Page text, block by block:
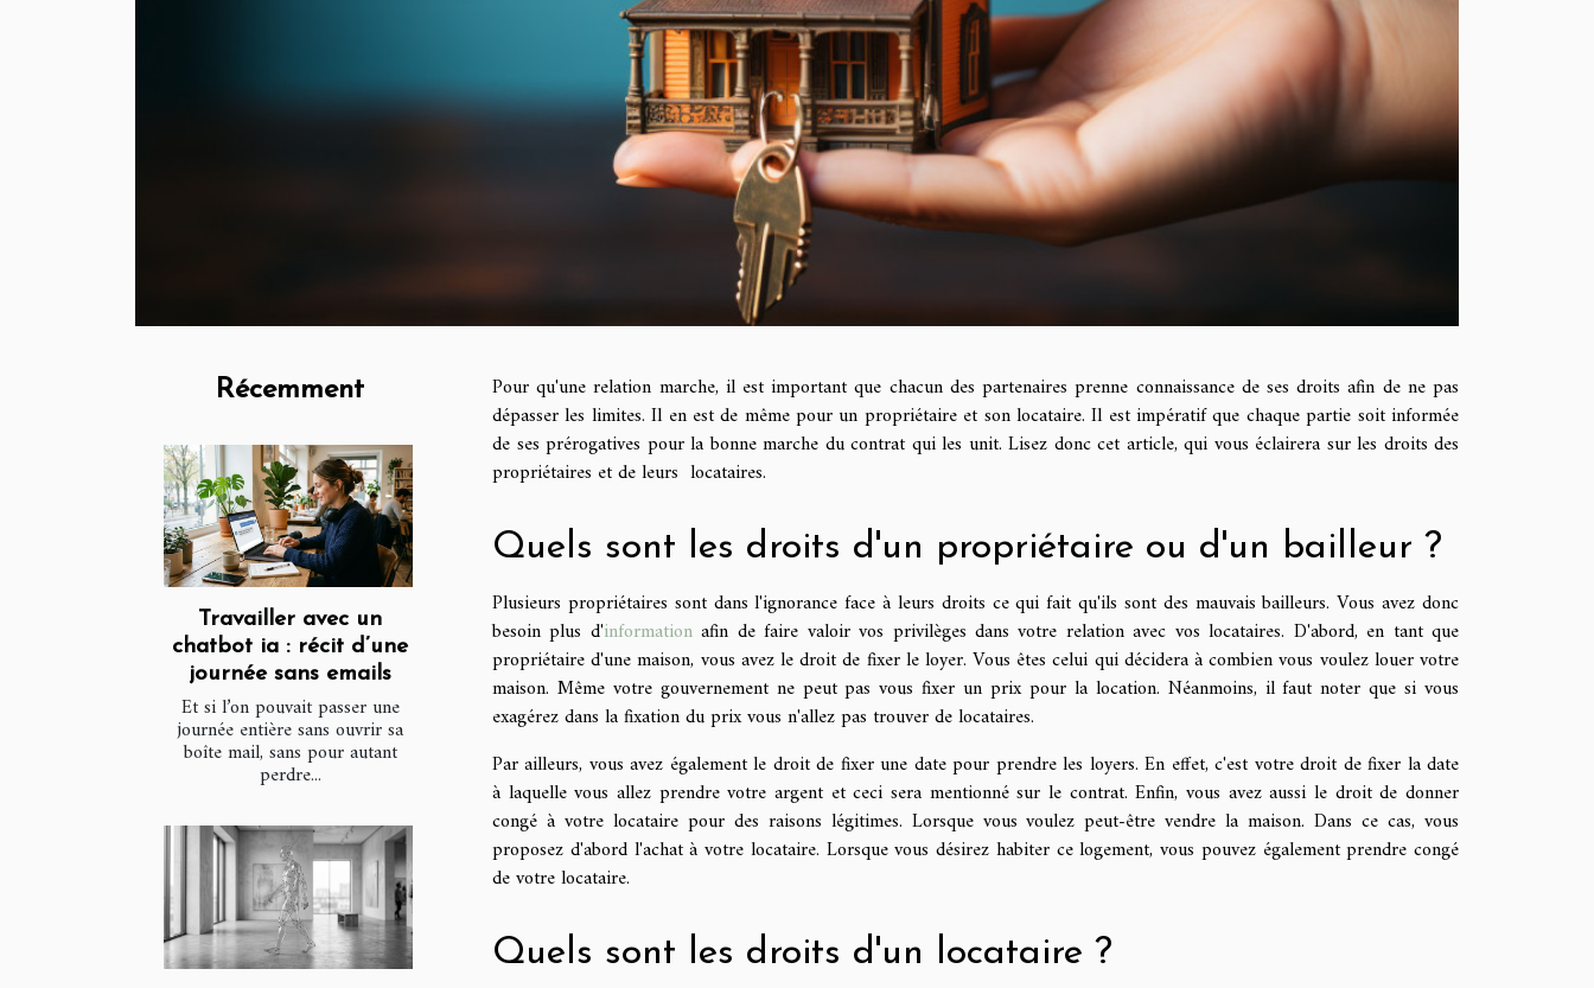
Récemment
Travailler avec un
chatbot ia : récit d’une
journée sans emails
Et si l’on pouvait passer une
journée entière sans ouvrir sa
boîte mail, sans pour autant
perdre...
Pour qu'une relation marche, il est important que chacun des partenaires prenne connaissance de ses droits afin de ne pas
dépasser les limites. Il en est de même pour un propriétaire et son locataire. Il est impératif que chaque partie soit informée
de ses prérogatives pour la bonne marche du contrat qui les unit. Lisez donc cet article, qui vous éclairera sur les droits des
propriétaires et de leurs locataires.
Quels sont les droits d'un propriétaire ou d'un bailleur ?
Plusieurs propriétaires sont dans l'ignorance face à leurs droits ce qui fait qu'ils sont des mauvais bailleurs. Vous avez donc
besoin plus d'informationafin de faire valoir vos privilèges dans votre relation avec vos locataires. D'abord, en tant que
propriétaire d'une maison, vous avez le droit de fixer le loyer. Vous êtes celui qui décidera à combien vous voulez louer votre
maison. Même votre gouvernement ne peut pas vous fixer un prix pour la location. Néanmoins, il faut noter que si vous
exagérez dans la fixation du prix vous n'allez pas trouver de locataires.
Par ailleurs, vous avez également le droit de fixer une date pour prendre les loyers. En effet, c'est votre droit de fixer la date
à laquelle vous allez prendre votre argent et ceci sera mentionné sur le contrat. Enfin, vous avez aussi le droit de donner
congé à votre locataire pour des raisons légitimes. Lorsque vous voulez peut-être vendre la maison. Dans ce cas, vous
proposez d'abord l'achat à votre locataire. Lorsque vous désirez habiter ce logement, vous pouvez également prendre congé
de votre locataire.
Quels sont les droits d'un locataire ?